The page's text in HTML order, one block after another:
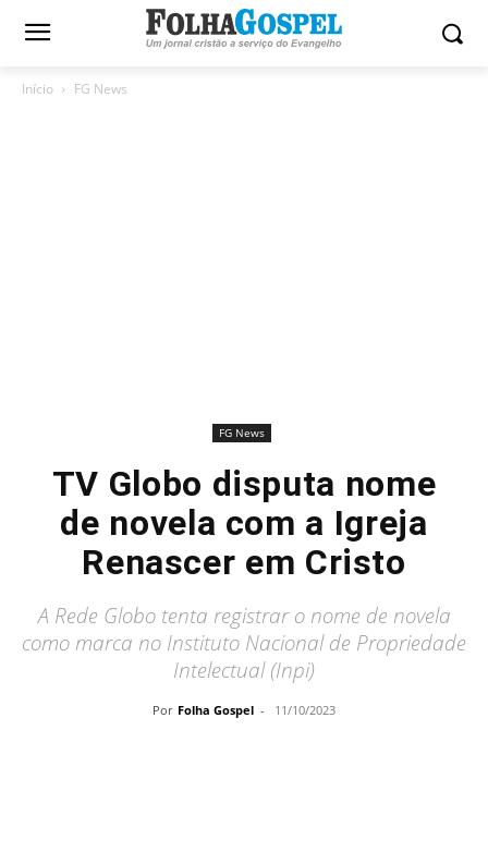
Início FG News
FG News
TV Globo disputa nome
de novela com a Igreja
Renascer em Cristo
A Rede Globo tenta registrar o nome de novela
como marca no Instituto Nacional de Propriedade
Intelectual (Inpi)
Por Folha Gospel - 11/10/2023